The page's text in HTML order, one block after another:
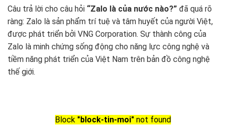
Câu trả lời cho câu hỏi “Zalo là của nước nào?” đã quá rõ
ràng: Zalo là sản phẩm trí tuệ và tâm huyết của người Việt,
được phát triển bởi VNG Corporation. Sự thành công của
Zalo là minh chứng sống động cho năng lực công nghệ và
tiềm năng phát triển của Việt Nam trên bản đồ công nghệ
thế giới.
Block "block-tin-moi" not found